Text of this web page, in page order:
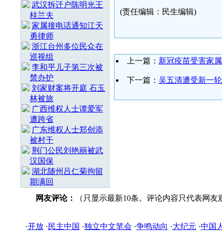
武汉拆迁户陈明光王
桂兰夫
家属接电话通知江天
勇律师
浙江台州多位民众在
巡视组
李和平儿子第三次被
禁办护
刘家财案将开庭 石玉
林被旅
广西维权人士谭爱军
遭跨省
广东维权人士郑创添
被村干
荆门公民刘艳丽被武
汉国保
湖北随州吕仁菊拘留
期满回
(责任编辑：民生编辑)
上一篇： 新冠疫苗受害家
下一篇： 吴五清遭受新一
网友评论： （只显示最新10条。评论内容只代表网
·开放·民主中国 ·独立中文笔会 ·争鸣动向 ·大纪元 ·中国